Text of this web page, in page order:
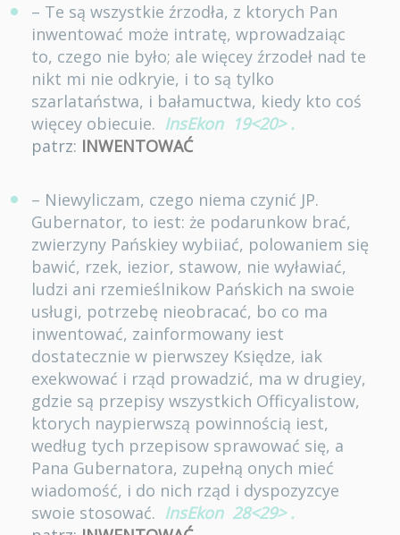
– Te są wszystkie źrzodła, z ktorych Pan
inwentować może intratę, wprowadzaiąc
to, czego nie było; ale więcey źrzodeł nad te
nikt mi nie odkryie, i to są tylko
szarlataństwa, i bałamuctwa, kiedy kto coś
więcey obiecuie. InsEkon 19<20> .
patrz: INWENTOWAĆ
– Niewyliczam, czego niema czynić JP.
Gubernator, to iest: że podarunkow brać,
zwierzyny Pańskiey wybiiać, polowaniem się
bawić, rzek, iezior, stawow, nie wyławiać,
ludzi ani rzemieślnikow Pańskich na swoie
usługi, potrzebę nieobracać, bo co ma
inwentować, zainformowany iest
dostatecznie w pierwszey Księdze, iak
exekwować i rząd prowadzić, ma w drugiey,
gdzie są przepisy wszystkich Officyalistow,
ktorych naypierwszą powinnością iest,
według tych przepisow sprawować się, a
Pana Gubernatora, zupełną onych mieć
wiadomość, i do nich rząd i dyspozyzcye
swoie stosować. InsEkon 28<29> .